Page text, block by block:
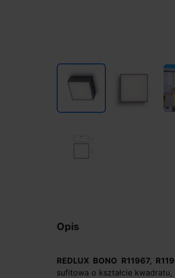
Opis
REDLUX BONO R11967,
sufitowa o kształcie